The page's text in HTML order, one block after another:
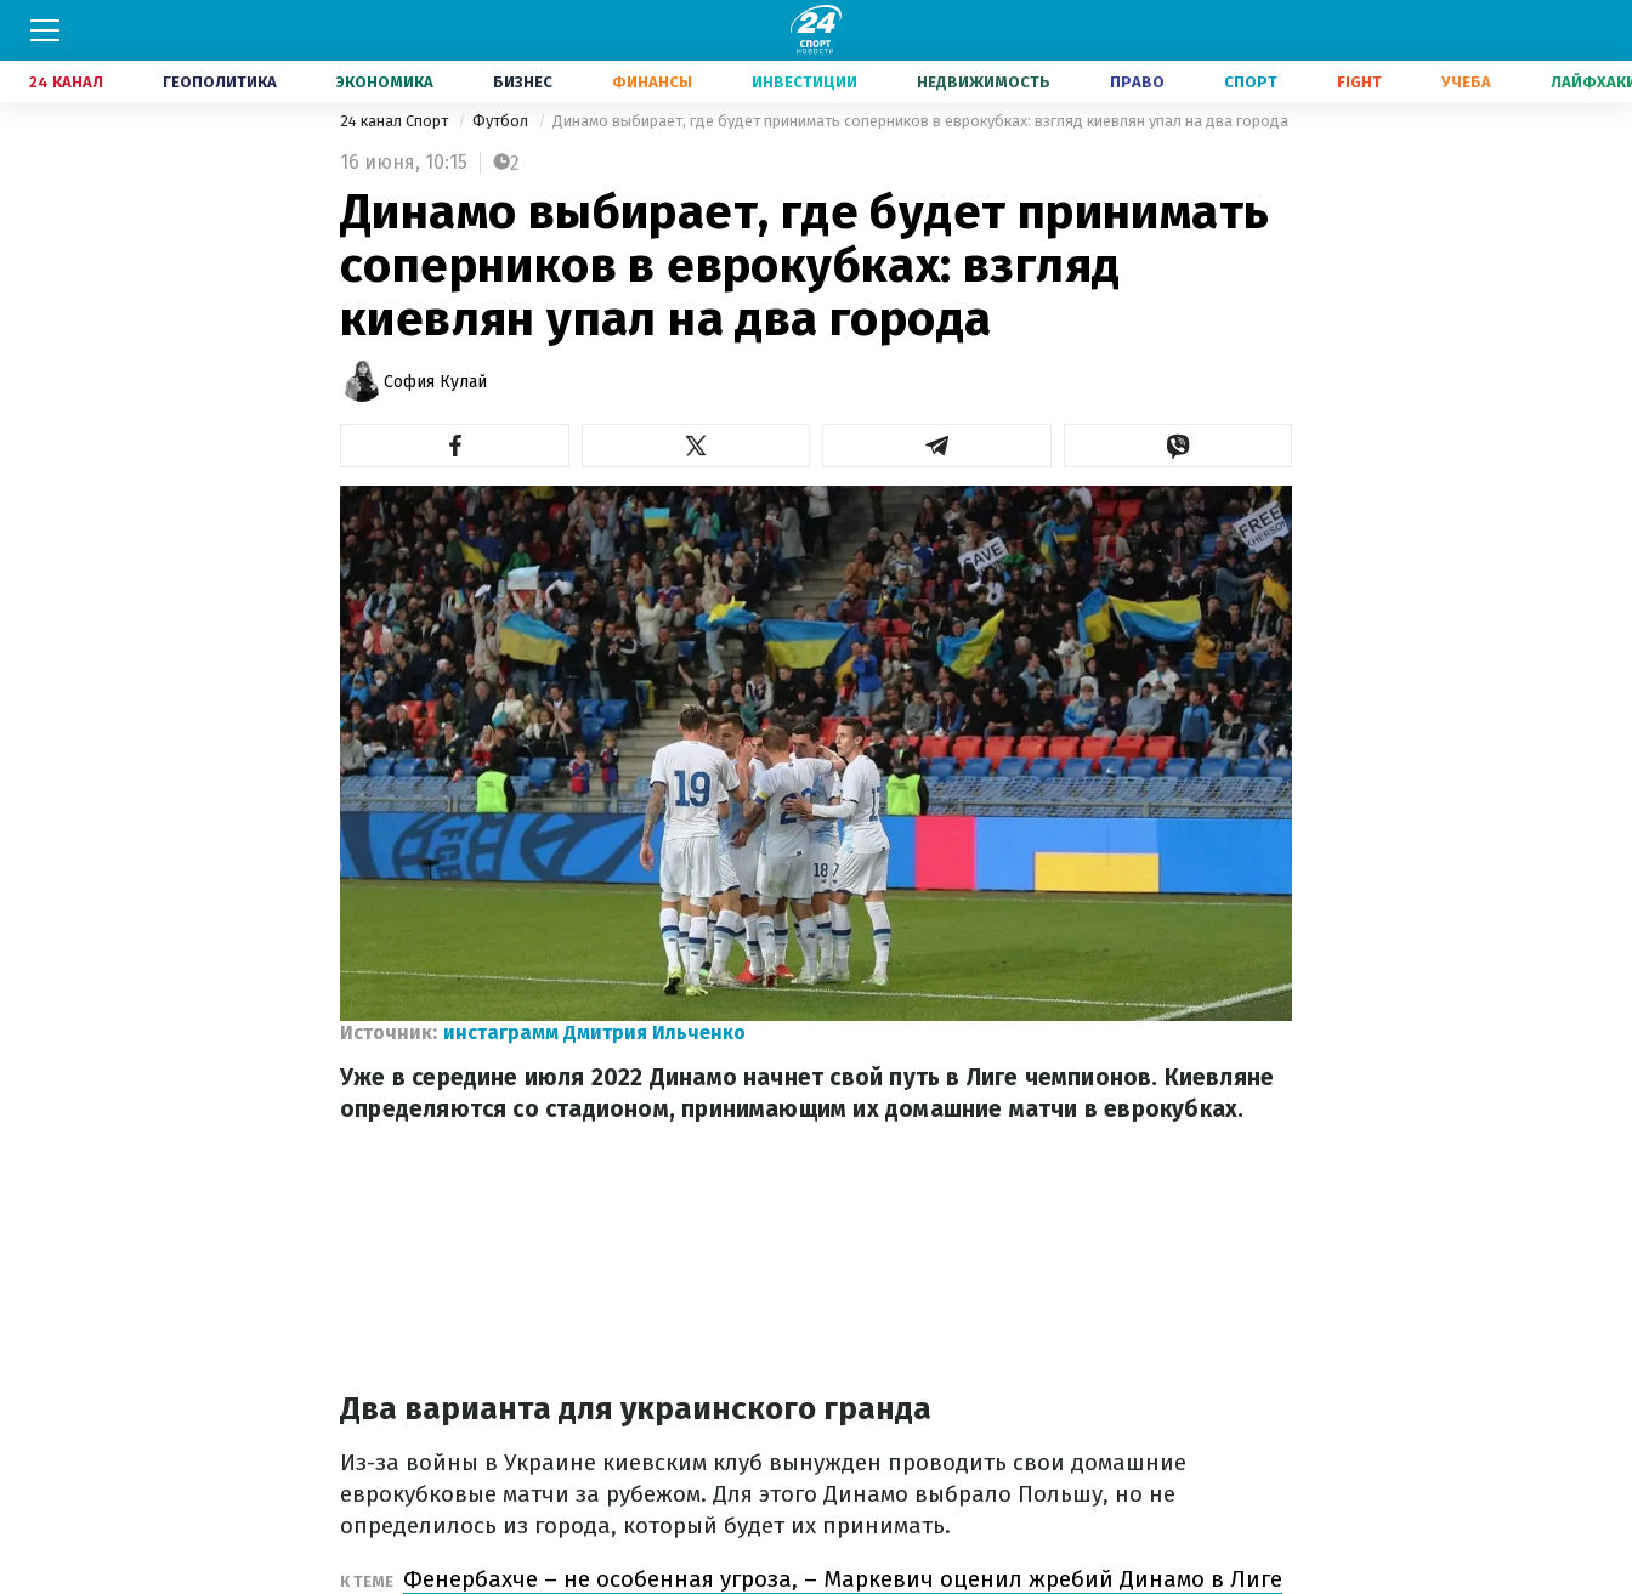
24 КАНАЛ ГЕОПОЛИТИКА ЭКОНОМИКА БИЗНЕС ФИНАНСЫ ИНВЕСТИЦИИ НЕДВИЖИМОСТЬ ПРАВО СПОРТ FIGHT УЧЕБА
24 канал Спорт Футбол Динамо выбирает, где будет принимать соперников в еврокубках: взгляд киевлян упал на два города
16 июня, 10:15 2
Динамо выбирает, где будет принимать
соперников в еврокубках: взгляд
киевлян упал на два города
София Кулай
Источник: инстаграмм Дмитрия Ильченко
Уже в середине июля 2022 Динамо начнет свой путь в Лиге чемпионов. Киевляне
определяются со стадионом, принимающим их домашние матчи в еврокубках.
Два варианта для украинского гранда
Из-за войны в Украине киевским клуб вынужден проводить свои домашние
еврокубковые матчи за рубежом. Для этого Динамо выбрало Польшу, но не
определилось из города, который будет их принимать.
К ТЕМЕ Фенербахче – не особенная угроза, – Маркевич оценил жребий Динамо в Лиге